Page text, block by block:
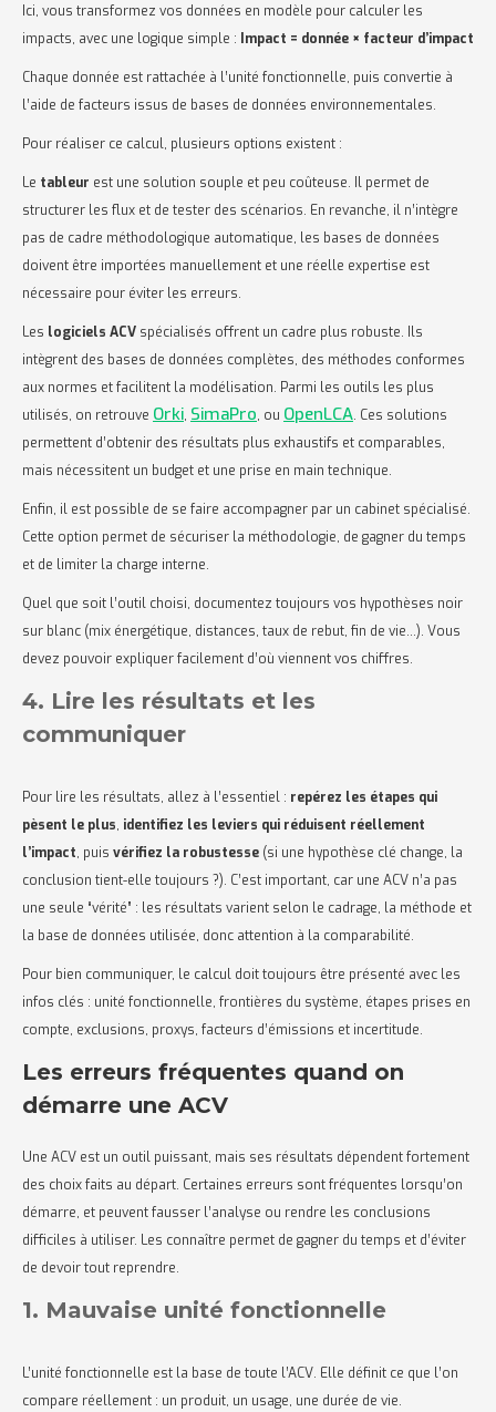
Ici, vous transformez vos données en modèle pour calculer les
impacts, avec une logique simple : Impact = donnée × facteur d’impact
Chaque donnée est rattachée à l’unité fonctionnelle, puis convertie à
l’aide de facteurs issus de bases de données environnementales.
Pour réaliser ce calcul, plusieurs options existent :
Le tableur est une solution souple et peu coûteuse. Il permet de
structurer les flux et de tester des scénarios. En revanche, il n’intègre
pas de cadre méthodologique automatique, les bases de données
doivent être importées manuellement et une réelle expertise est
nécessaire pour éviter les erreurs.
Les logiciels ACV spécialisés offrent un cadre plus robuste. Ils
intègrent des bases de données complètes, des méthodes conformes
aux normes et facilitent la modélisation. Parmi les outils les plus
utilisés, on retrouve Orki, SimaPro, ou OpenLCA. Ces solutions
permettent d’obtenir des résultats plus exhaustifs et comparables,
mais nécessitent un budget et une prise en main technique.
Enfin, il est possible de se faire accompagner par un cabinet spécialisé.
Cette option permet de sécuriser la méthodologie, de gagner du temps
et de limiter la charge interne.
Quel que soit l’outil choisi, documentez toujours vos hypothèses noir
sur blanc (mix énergétique, distances, taux de rebut, fin de vie…). Vous
devez pouvoir expliquer facilement d’où viennent vos chiffres.
4. Lire les résultats et les
communiquer
Pour lire les résultats, allez à l’essentiel : repérez les étapes qui
pèsent le plus, identifiez les leviers qui réduisent réellement
l’impact, puis vérifiez la robustesse (si une hypothèse clé change, la
conclusion tient-elle toujours ?). C’est important, car une ACV n’a pas
une seule “vérité” : les résultats varient selon le cadrage, la méthode et
la base de données utilisée, donc attention à la comparabilité.
Pour bien communiquer, le calcul doit toujours être présenté avec les
infos clés : unité fonctionnelle, frontières du système, étapes prises en
compte, exclusions, proxys, facteurs d’émissions et incertitude.
Les erreurs fréquentes quand on
démarre une ACV
Une ACV est un outil puissant, mais ses résultats dépendent fortement
des choix faits au départ. Certaines erreurs sont fréquentes lorsqu’on
démarre, et peuvent fausser l’analyse ou rendre les conclusions
difficiles à utiliser. Les connaître permet de gagner du temps et d’éviter
de devoir tout reprendre.
1. Mauvaise unité fonctionnelle
L’unité fonctionnelle est la base de toute l’ACV. Elle définit ce que l’on
compare réellement : un produit, un usage, une durée de vie.